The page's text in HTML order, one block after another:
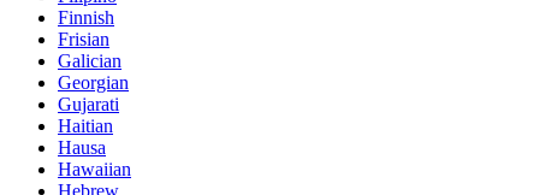
Finnish
Frisian
Galician
Georgian
Gujarati
Haitian
Hausa
Hawaiian
Hebrew